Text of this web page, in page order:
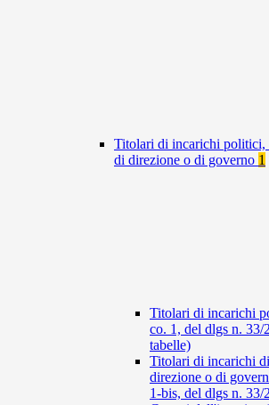
Titolari di incarichi politici,
di direzione o di governo 1
Titolari di incarichi
co. 1, del dlgs n. 33/
tabelle)
Titolari di incarichi
direzione o di
1-bis, del dlgs n. 33/